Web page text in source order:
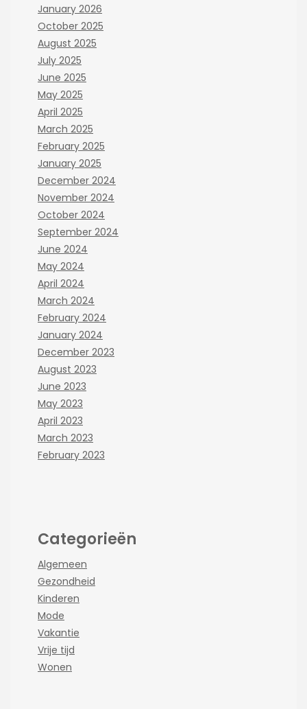
January 2026
October 2025
August 2025
July 2025
June 2025
May 2025
April 2025
March 2025
February 2025
January 2025
December 2024
November 2024
October 2024
September 2024
June 2024
May 2024
April 2024
March 2024
February 2024
January 2024
December 2023
August 2023
June 2023
May 2023
April 2023
March 2023
February 2023
Categorieën
Algemeen
Gezondheid
Kinderen
Mode
Vakantie
Vrije tijd
Wonen